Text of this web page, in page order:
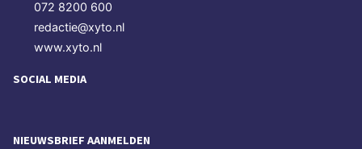
072 8200 600
redactie@xyto.nl
www.xyto.nl
SOCIAL MEDIA
NIEUWSBRIEF AANMELDEN